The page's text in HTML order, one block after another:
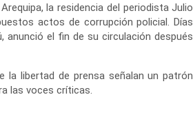
la residencia del periodista Julio
actos de corrupción policial. Días
anunció el fin de su circulación después
libertad de prensa señalan un patrón
las voces críticas.